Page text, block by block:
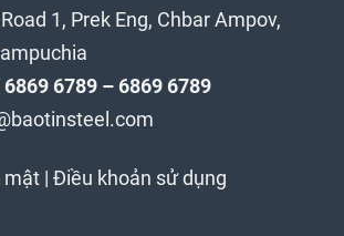
1, Prek Eng, Chbar Ampov,
6869 6789 – 6869 6789
mật | Điều khoản sử dụng